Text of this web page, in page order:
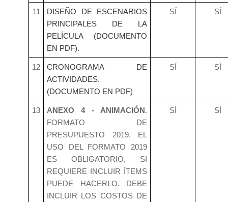
11
DISEÑO DE ESCENARIOS
PRINCIPALES DE LA
PELÍCULA (DOCUMENTO
EN PDF).
SÍ SÍ
12
CRONOGRAMA DE
ACTIVIDADES.
(DOCUMENTO EN PDF)
SÍ SÍ
13 ANEXO 4 - ANIMACIÓN.
FORMATO DE
PRESUPUESTO 2019. EL
USO DEL FORMATO 2019
ES OBLIGATORIO, SI
REQUIERE INCLUIR ÍTEMS
PUEDE HACERLO. DEBE
INCLUIR LOS COSTOS DE
SÍ SÍ